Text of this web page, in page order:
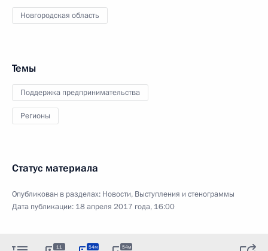
Новгородская область
Темы
Поддержка предпринимательства
Регионы
Статус материала
Опубликован в разделах: Новости, Выступления и стенограммы
Дата публикации: 18 апреля 2017 года, 16:00
11 54м 54м